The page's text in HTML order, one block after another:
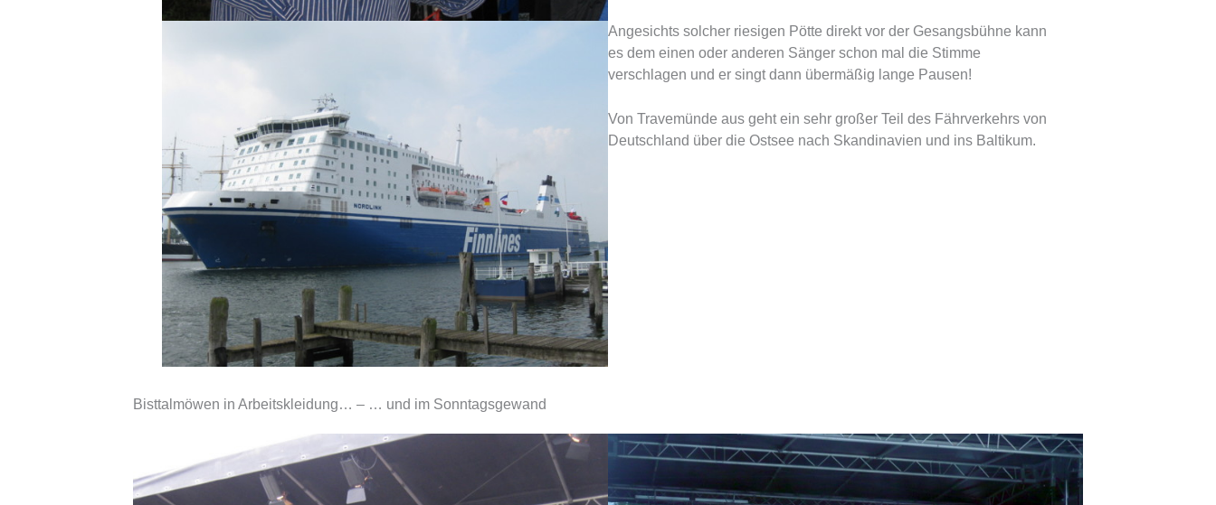
Angesichts solcher riesigen Pötte direkt vor der Gesangsbühne kann
es dem einen oder anderen Sänger schon mal die Stimme
verschlagen und er singt dann übermäßig lange Pausen!
Von Travemünde aus geht ein sehr großer Teil des Fährverkehrs von
Deutschland über die Ostsee nach Skandinavien und ins Baltikum.
Bisttalmöwen in Arbeitskleidung… – … und im Sonntagsgewand